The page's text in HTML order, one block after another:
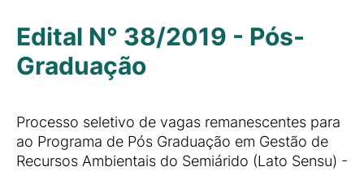
Edital N° 38/2019 - Pós-
Graduação
Processo seletivo de vagas remanescentes para
ao Programa de Pós Graduação em Gestão de
Recursos Ambientais do Semiárido (Lato Sensu) -